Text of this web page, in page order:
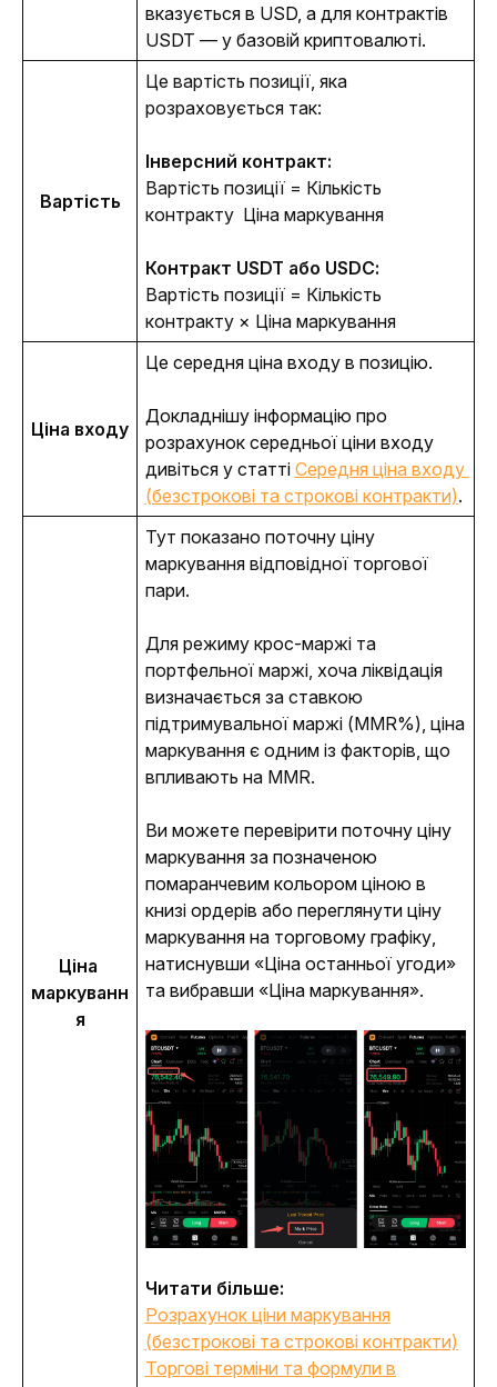
вказується в USD, а для контрактів
USDT — у базовій криптовалюті.
Вартість
Це вартість позиції, яка
розраховується так:
Інверсний контракт:
Вартість позиції = Кількість
контракту  Ціна маркування
Контракт USDT або USDC:
Вартість позиції = Кількість
контракту × Ціна маркування
Ціна входу
Це середня ціна входу в позицію.
Докладнішу інформацію про
розрахунок середньої ціни входу
дивіться у статті Середня ціна входу
(безстрокові та строкові контракти).
Ціна
маркуванн
я
Тут показано поточну ціну
маркування відповідної торгової
пари.
Для режиму крос-маржі та
портфельної маржі, хоча ліквідація
визначається за ставкою
підтримувальної маржі (MMR%), ціна
маркування є одним із факторів, що
впливають на MMR.
Ви можете перевірити поточну ціну
маркування за позначеною
помаранчевим кольором ціною в
книзі ордерів або переглянути ціну
маркування на торговому графіку,
натиснувши «Ціна останньої угоди»
та вибравши «Ціна маркування».
Читати більше:
Розрахунок ціни маркування
(безстрокові та строкові контракти)
Торгові терміни та формули в